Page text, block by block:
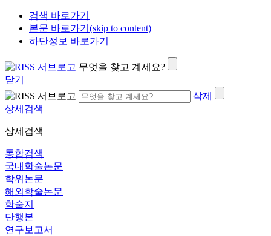
검색 바로가기
본문 바로가기(skip to content)
하단정보 바로가기
무엇을 찾고 계세요?
닫기
삭제
상세검색
상세검색
통합검색
국내학술논문
학위논문
해외학술논문
학술지
단행본
연구보고서